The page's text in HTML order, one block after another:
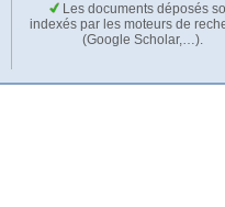
Les documents déposés
indexés par les moteurs de
(Google Scholar,…).